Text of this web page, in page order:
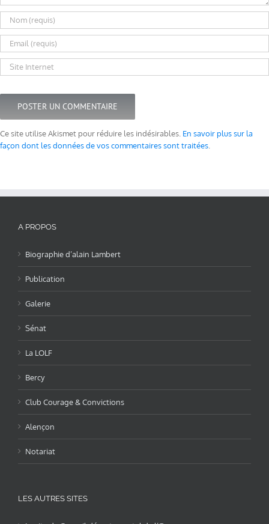
Ce site utilise Akismet pour réduire les indésirables. En savoir plus sur la
façon dont les données de vos commentaires sont traitées
A PROPOS
Biographie d’alain Lambert
Publication
Galerie
Sénat
La LOLF
Bercy
Club Courage & Convictions
Alençon
Notariat
LES AUTRES SITES